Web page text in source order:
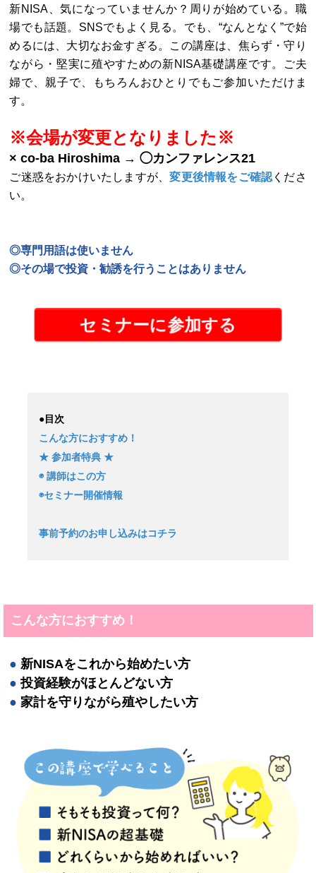
新NISA、気になっていませんか？周りが始めている。職
場でも話題。SNSでもよく見る。でも、“なんとなく”で始
めるには、大切なお金すぎる。この講座は、焦らず・守り
ながら・堅実に殖やすための新NISA基礎講座です。ご夫
婦で、親子で、もちろんおひとりでもご参加いただけま
す。
※会場が変更となりました※
× co-ba Hiroshima → ◯カンファレンス21
ご迷惑をおかけいたしますが、変更後情報をご確認 くださ
い。
◎専門用語は使いません
◎その場で投資・勧誘を行うことはありません
セミナーに参加する
●目次
こんな方におすすめ！
★ 参加者特典 ★
◉ 講師はこの方
◉セミナー開催情報
事前予約のお申し込みはコチラ
こんな方におすすめ！
● 新NISAをこれから始めたい方
● 投資経験がほとんどない方
● 家計を守りながら殖やしたい方